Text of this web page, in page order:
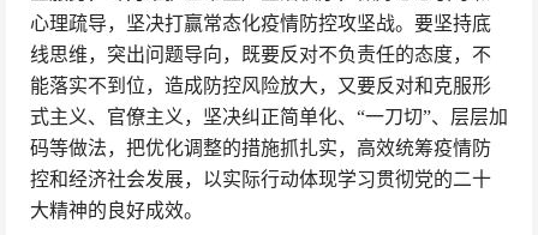
心理疏导，坚决打赢常态化疫情防控攻坚战。要坚持底
线思维，突出问题导向，既要反对不负责任的态度，不
能落实不到位，造成防控风险放大，又要反对和克服形
式主义、官僚主义，坚决纠正简单化、“一刀切”、层层加
码等做法，把优化调整的措施抓扎实，高效统筹疫情防
控和经济社会发展，以实际行动体现学习贯彻党的二十
大精神的良好成效。